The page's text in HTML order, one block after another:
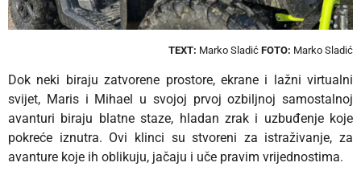
TEXT: Marko Sladić FOTO: Marko Sladić
Dok neki biraju zatvorene prostore, ekrane i lažni virtualni
svijet, Maris i Mihael u svojoj prvoj ozbiljnoj samostalnoj
avanturi biraju blatne staze, hladan zrak i uzbuđenje koje
pokreće iznutra. Ovi klinci su stvoreni za istraživanje, za
avanture koje ih oblikuju, jačaju i uče pravim vrijednostima.